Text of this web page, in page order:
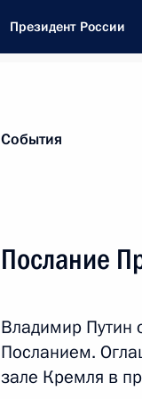
Президент России
Новости
Послания
Совещания,
Речи и обращения
События
Послание
Владимир Путин
Посланием.
зале Кремля в